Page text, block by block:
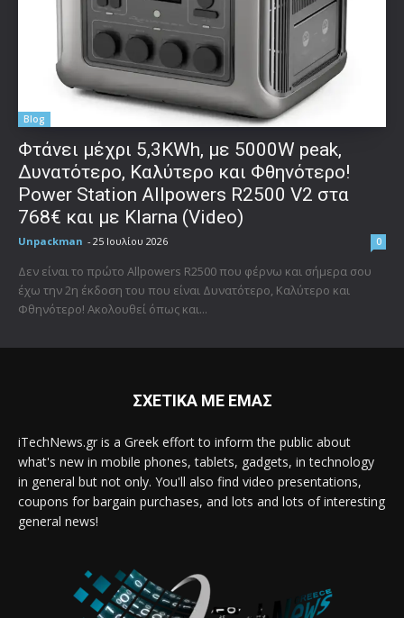
Blog
Φτάνει μέχρι 5,3KWh, με 5000W peak,
Δυνατότερο, Καλύτερο και Φθηνότερο!
Power Station Allpowers R2500 V2 στα
768€ και με Klarna (Video)
Unpackman - 25 Ιουλίου 2026 0
Δεν είναι το πρώτο Allpowers R2500 που φέρνω και σήμερα σου
έχω την 2η έκδοση του που είναι Δυνατότερο, Καλύτερο και
Φθηνότερο! Ακολουθεί όπως και...
ΣΧΕΤΙΚΑ ΜΕ ΕΜΑΣ
iTechNews.gr is a Greek effort to inform the public about
what's new in mobile phones, tablets, gadgets, in technology
in general but not only. You'll also find video presentations,
coupons for bargain purchases, and lots and lots of interesting
general news!